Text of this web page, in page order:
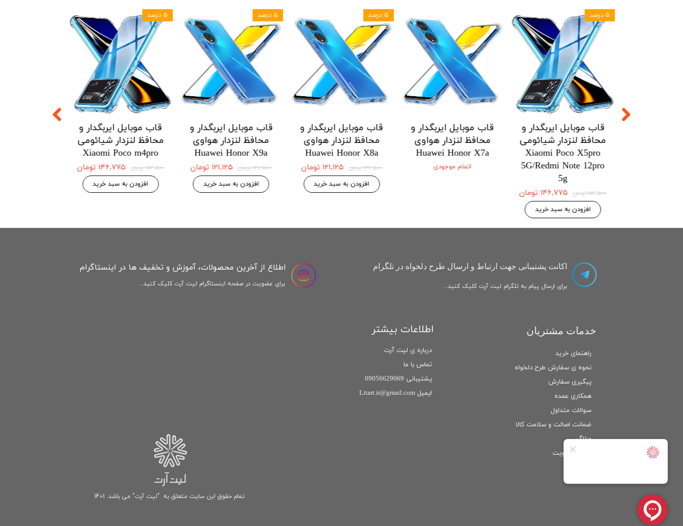
قاب موبایل ایربگدار و
محافظ لنزدار شیائومی
Xiaomi Poco m4pro
۱۵۴,۵۰۰ تومان ۱۴۶,۷۷۵ تومان
افزودن به سبد خرید
۵ درصد
قاب موبایل ایربگدار و
محافظ لنزدار هواوی
Huawei Honor X9a
۱۲۷,۵۰۰ تومان ۱۲۱,۱۲۵ تومان
افزودن به سبد خرید
۵ درصد
قاب موبایل ایربگدار و
محافظ لنزدار هواوی
Huawei Honor X8a
۱۲۷,۵۰۰ تومان ۱۲۱,۱۲۵ تومان
افزودن به سبد خرید
۵ درصد
قاب موبایل ایربگدار و
محافظ لنزدار هواوی
Huawei Honor X7a
اتمام موجودی
قاب موبایل ایربگدار و
محافظ لنزدار شیائومی
Xiaomi Poco X5pro
5G/Redmi Note 12pro
5g
۱۵۴,۵۰۰ تومان ۱۴۶,۷۷۵ تومان
افزودن به سبد خرید
۵ درصد
راهنمای خرید
نحوه ی سفارش طرح دلخواه
پیگیری سفارش
همکاری عمده
سوالات متداول
ضمانت اصالت و سلامت كالا
وبلاگ
خدمات مشتریان
اکانت پشتیبانی جهت ارتباط و ارسال طرح دلخواه در تلگرام
برای ارسال پیام به تلگرام لیت آرت کلیک کنید...
اطلاعات بیشتر
درباره ی لیت آرت
تماس با ما
پشتیبانی 09056629069
ایمیل Litart.ir@gmail.com
تمام حقوق این سایت متعلق به "لیت آرت" می باشد. 1401
اطلاع از آخرین محصولات، آموزش و تخفیف ها در اینستاگرام
برای عضویت در صفحه اینستاگرام لیت آرت کلیک کنید...
عضویت